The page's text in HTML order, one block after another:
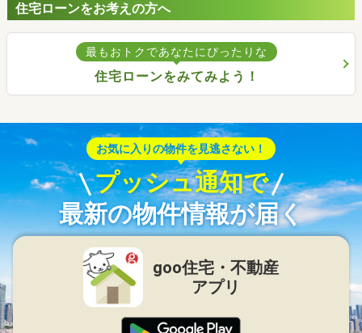
住宅ローンをお考えの方へ
最もおトクであなたにぴったりな
住宅ローンをみてみよう！
お気に入りの物件を見逃さない！
プッシュ通知で
最新の物件情報が届く
goo住宅・不動産
アプリ